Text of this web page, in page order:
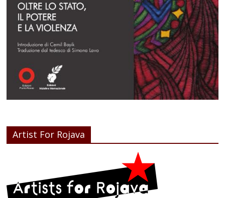
Artist For Rojava